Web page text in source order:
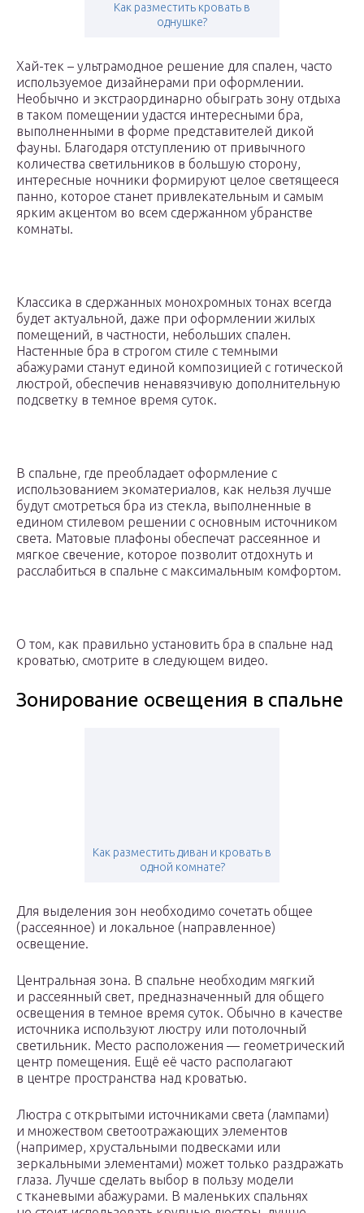
Как разместить кровать в
однушке?
Хай-тек – ультрамодное решение для спален, часто
используемое дизайнерами при оформлении.
Необычно и экстраординарно обыграть зону отдыха
в таком помещении удастся интересными бра,
выполненными в форме представителей дикой
фауны. Благодаря отступлению от привычного
количества светильников в большую сторону,
интересные ночники формируют целое светящееся
панно, которое станет привлекательным и самым
ярким акцентом во всем сдержанном убранстве
комнаты.
Классика в сдержанных монохромных тонах всегда
будет актуальной, даже при оформлении жилых
помещений, в частности, небольших спален.
Настенные бра в строгом стиле с темными
абажурами станут единой композицией с готической
люстрой, обеспечив ненавязчивую дополнительную
подсветку в темное время суток.
В спальне, где преобладает оформление с
использованием экоматериалов, как нельзя лучше
будут смотреться бра из стекла, выполненные в
едином стилевом решении с основным источником
света. Матовые плафоны обеспечат рассеянное и
мягкое свечение, которое позволит отдохнуть и
расслабиться в спальне с максимальным комфортом.
О том, как правильно установить бра в спальне над
кроватью, смотрите в следующем видео.
Зонирование освещения в спальне
Как разместить диван и кровать в
одной комнате?
Для выделения зон необходимо сочетать общее
(рассеянное) и локальное (направленное)
освещение.
Центральная зона. В спальне необходим мягкий
и рассеянный свет, предназначенный для общего
освещения в темное время суток. Обычно в качестве
источника используют люстру или потолочный
светильник. Место расположения — геометрический
центр помещения. Ещё её часто располагают
в центре пространства над кроватью.
Люстра с открытыми источниками света (лампами)
и множеством светоотражающих элементов
(например, хрустальными подвесками или
зеркальными элементами) может только раздражать
глаза. Лучше сделать выбор в пользу модели
с тканевыми абажурами. В маленьких спальнях